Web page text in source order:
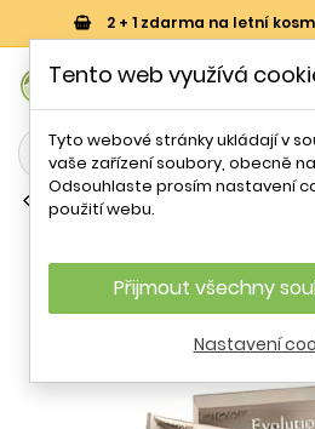
2 + 1 zdarma na letní
Permanentní barvy na vlasy
10 60 ml
- 59 %
Tento web využívá
Tyto webové stránky ukládají v
vaše zařízení soubory, obecně
Odsouhlaste prosím nastavení
použití webu.
Přijmout všechny
Nastavení